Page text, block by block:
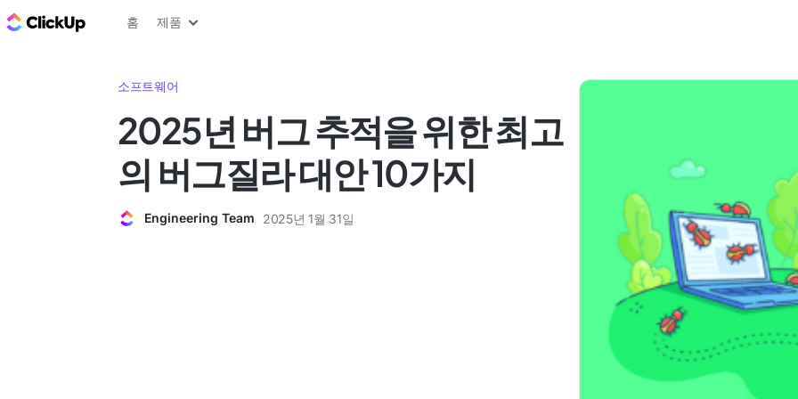
ClickUp 블로그
홈 제품
소프트웨어
2025년 버그 추적을 위한 최고
의 버그질라 대안 10가지
Engineering Team 2025년 1월 31일